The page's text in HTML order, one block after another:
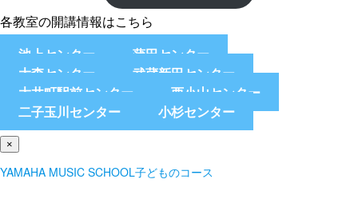
各教室の開講情報はこちら
池上センター
蒲田センター
大森センター
武蔵新田センター
大井町駅前センター
西小山センター
二子玉川センター
小杉センター
×
YAMAHA MUSIC SCHOOL子どものコース